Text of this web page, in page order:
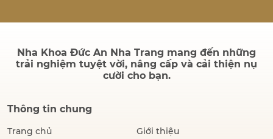
Nha Khoa Đức An Nha Trang mang đến những
trải nghiệm tuyệt vời, nâng cấp và cải thiện nụ
cười cho bạn.
Thông tin chung
Trang chủ
Giới thiệu